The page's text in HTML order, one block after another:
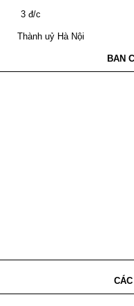
3 đ/c
Thành uỷ Hà Nội
BAN